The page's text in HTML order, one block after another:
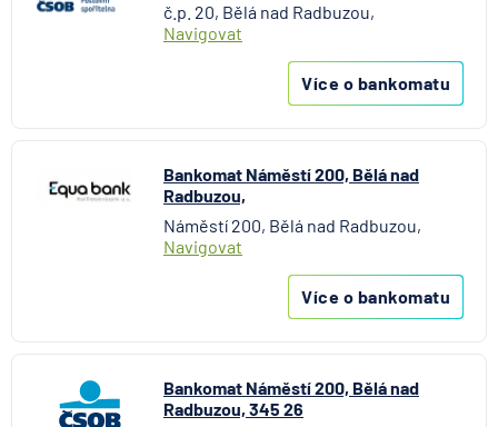
Oberbank AG
Raiffeisenbank
Stavební spořitelna České spořitelny
č.p. 20, Bělá nad Radbuzou,
Navigovat
Více o bankomatu
Bankomat Náměstí 200, Bělá nad
Radbuzou,
Náměstí 200, Bělá nad Radbuzou,
Navigovat
Více o bankomatu
Bankomat Náměstí 200, Bělá nad
Radbuzou, 345 26